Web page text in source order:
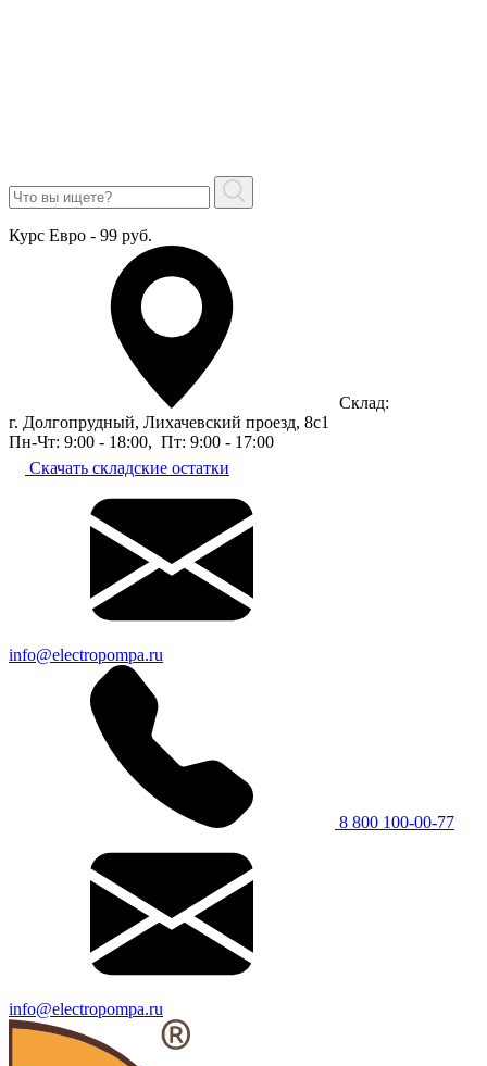
Курс Евро - 99 руб.
Склад:
г. Долгопрудный, Лихачевский проезд, 8c1
Пн-Чт: 9:00 - 18:00, Пт: 9:00 - 17:00
Скачать складские остатки
info@electropompa.ru
8 800 100-00-77
info@electropompa.ru